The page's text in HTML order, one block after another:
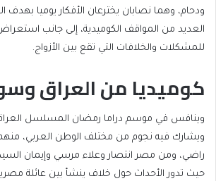
ودحام، وهما نصابان يخترعان الأفكار يوميا بهدف
العديد من المواقف الكوميدية، إلى جانب
للمشكلات والخلافات التي تقع بين الأزواج.
كوميديا من العراق
وينافس في موسم دراما رمضان المسلسل
ويشارك فيه نجوم من مختلف الوطن العربي،
راضي، ومن مصر انتصار وعلاء مرسي وإيمان
حيث تدور الأحداث حول خلاف ينشأ بين عائلة